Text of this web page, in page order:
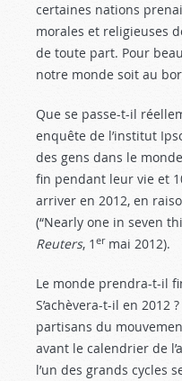
certaines nations
morales et religieuses
de toute part. Pour
notre monde soit au
Que se passe-t-il
enquête de l’institut
des gens dans le
fin pendant leur vie et
arriver en 2012, en
(“Nearly one in seven
Reuters, 1 ermai 2012).
Le monde prendra-t-il
S’achèvera-t-il en 2012
partisans du
avant le calendrier de
l’un des grands cycles